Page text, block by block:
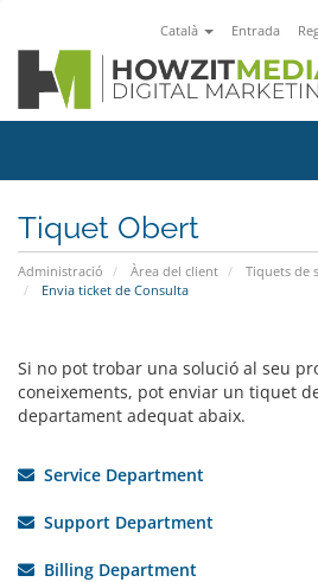
Català Entrada
Tiquet Obert
Administració Àrea del client
Tiquets de
Envia ticket de Consulta
Si no pot trobar una solució al seu
coneixements, pot enviar un tiquet
departament adequat abaix.
Service Department
Support Department
Billing Department